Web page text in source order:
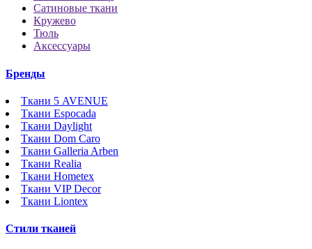
Сатиновые ткани
Кружево
Тюль
Аксессуары
Бренды
Ткани 5 AVENUE
Ткани Espocada
Ткани Daylight
Ткани Dom Caro
Ткани Galleria Arben
Ткани Realia
Ткани Hometex
Ткани VIP Decor
Ткани Liontex
Стили тканей